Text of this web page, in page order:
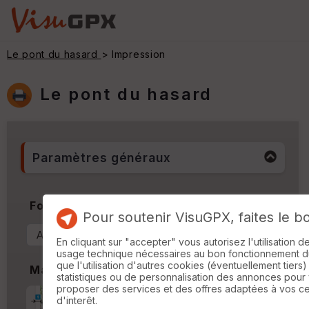
Le pont du hasard > Impression
Le pont du hasard
Paramètres généraux
Format & Orientation
Marges
Pour soutenir VisuGPX, faites le
En cliquant sur "accepter" vous autorisez l'utilisation
usage technique nécessaires au bon fonctionnement
que l'utilisation d'autres cookies (éventuellement
statistiques ou de personnalisation des annonces pour
proposer des services et des offres adaptées à vos
d'interêt.